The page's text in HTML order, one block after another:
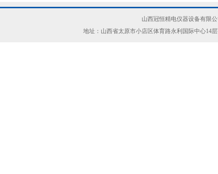
山西冠恒精电仪器设备有限
地址：山西省太原市小店区体育路永利国际中心14